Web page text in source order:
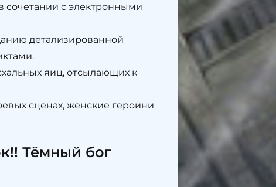
сочетании с электронными
детализированной
яиц, отсылающих к
сценах, женские героини
Тёмный бог